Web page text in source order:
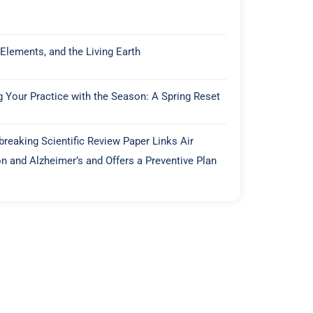
and the Living Earth
Your Practice with the Season: A Spring Reset
Scientific Review Paper Links Air
and Alzheimer’s and Offers a Preventive Plan